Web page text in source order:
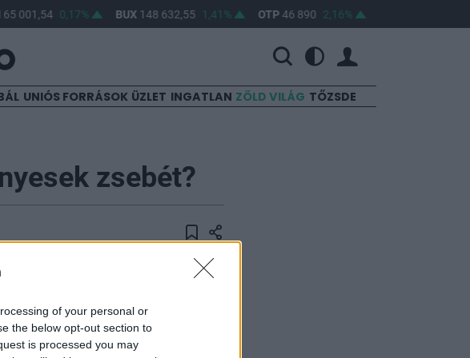
of your personal or
the below opt-out section to
is processed you may
001,54 0,17% BUX148 632,55 1,41% OTP46 890 2,16%
UNIÓS FORRÁSOK ÜZLET INGATLAN ZÖLD VILÁG TŐZSDE
zsebét?
forgó
most indul. A tervezett állami
képességét, ami az eladásokból
a magasabb